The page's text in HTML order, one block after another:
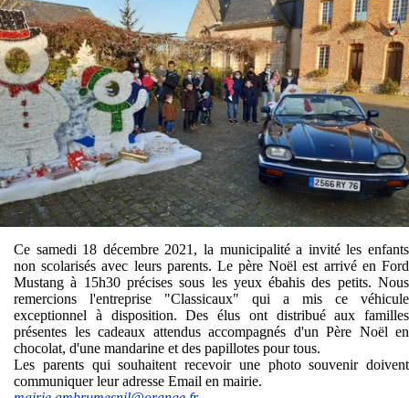
Ce samedi 18 décembre 2021, la municipalité a invité les enfants
non scolarisés avec leurs parents. Le père Noël est arrivé en Ford
Mustang à 15h30 précises sous les yeux ébahis des petits. Nous
remercions l'entreprise "Classicaux" qui a mis ce véhicule
exceptionnel à disposition. Des élus ont distribué aux familles
présentes les cadeaux attendus accompagnés d'un Père Noël en
chocolat, d'une mandarine et des papillotes pour tous.
Les parents qui souhaitent recevoir une photo souvenir doivent
communiquer leur adresse Email en mairie.